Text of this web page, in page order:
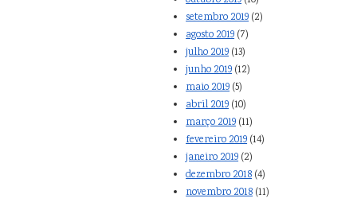
setembro 2019 (2)
agosto 2019 (7)
julho 2019 (13)
junho 2019 (12)
maio 2019 (5)
abril 2019 (10)
março 2019 (11)
fevereiro 2019 (14)
janeiro 2019 (2)
dezembro 2018 (4)
novembro 2018 (11)